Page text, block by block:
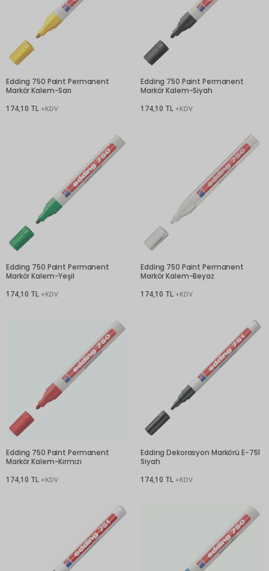
Edding 750 Paint Permanent
Markör Kalem-Sarı
174,10 TL +KDV
Edding 750 Paint Permanent
Markör Kalem-Siyah
174,10 TL +KDV
Edding 750 Paint Permanent
Markör Kalem-Yeşil
174,10 TL +KDV
Edding 750 Paint Permanent
Markör Kalem-Beyaz
174,10 TL +KDV
Edding 750 Paint Permanent
Markör Kalem-Kırmızı
174,10 TL +KDV
Edding Dekorasyon Markörü E-751
Siyah
174,10 TL +KDV